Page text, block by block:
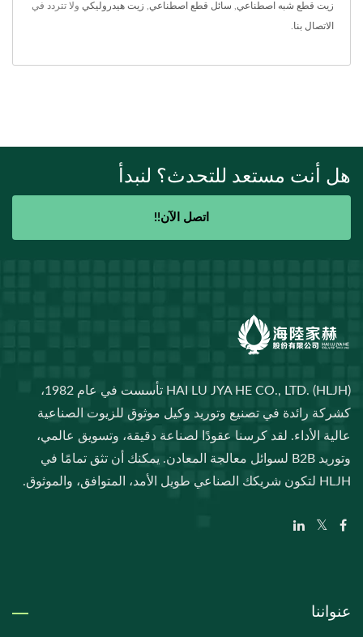
زيت قطع شبه اصطناعي سائل قطع اصطناعي زيت هيدروليكي ولا تتردد في
الاتصال بنا
هل أنت مستعد للتحدث؟ لنبدأ
اتصل الآن!!
HAI LU JYA HE CO., LTD. (HLJH) تأسست في عام 1982،
كشركة رائدة في تصنيع وتوريد وكيل موثوق للزيوت الصناعية
عالية الأداء. لقد كرسنا عقودًا لصناعة دقيقة، وتسويق عالمي،
وتوريد B2B لسوائل معالجة المعادن. يمكنك أن تثق تمامًا في
HLJH لتكون شريكك الصناعي طويل الأمد، المتوافق، والموثوق.
عنواننا